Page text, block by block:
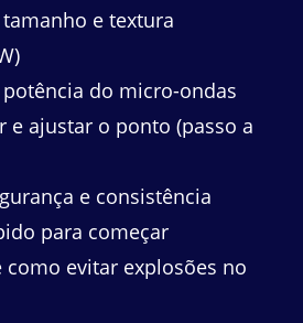
e textura
do micro-ondas
e ajustar o ponto (passo a
e consistência
para começar
como evitar explosões no